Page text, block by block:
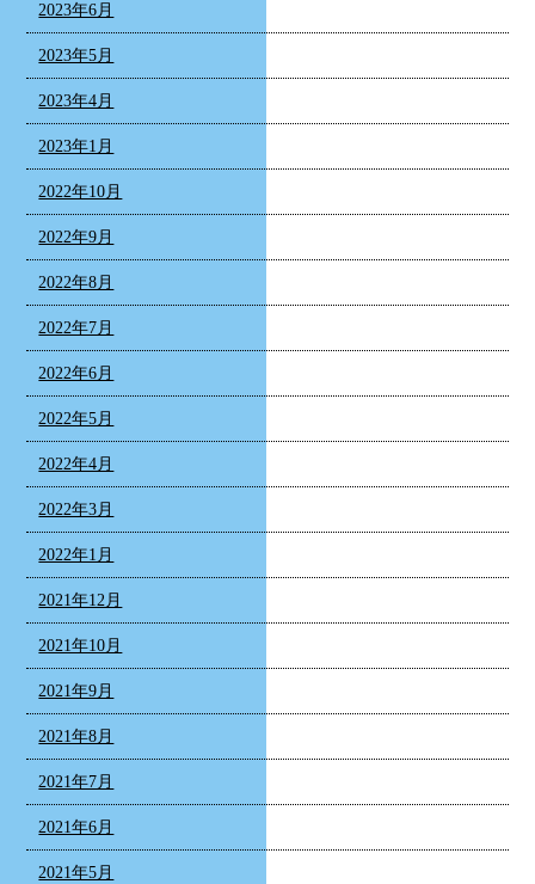
2023年6月
2023年5月
2023年4月
2023年1月
2022年10月
2022年9月
2022年8月
2022年7月
2022年6月
2022年5月
2022年4月
2022年3月
2022年1月
2021年12月
2021年10月
2021年9月
2021年8月
2021年7月
2021年6月
2021年5月